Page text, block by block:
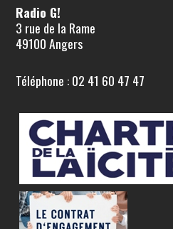
Radio G!
3 rue de la Rame
49100 Angers
Téléphone : 02 41 60 47 47